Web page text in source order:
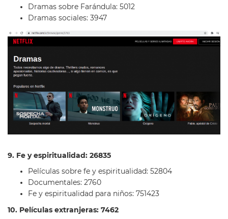
Dramas sobre Farándula: 5012
Dramas sociales: 3947
9. Fe y espiritualidad: 26835
Películas sobre fe y espiritualidad: 52804
Documentales: 2760
Fe y espiritualidad para niños: 751423
10. Películas extranjeras: 7462